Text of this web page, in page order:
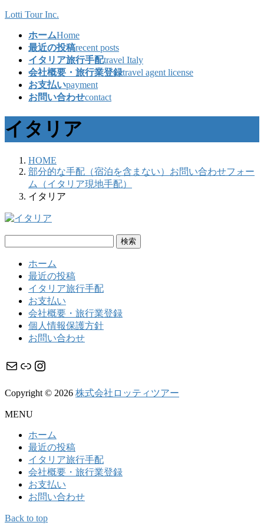
コ
プ
ナ
動
Lotti Tour Inc.
ホームHome
最近の投稿recent posts
イタリア旅行手配travel Italy
会社概要・旅行業登録travel agent license
お支払いpayment
お問い合わせcontact
イタリア
HOME
部分的な手配（宿泊を含まない）お問い合わせフォー
ム（イタリア現地手配）
イタリア
ホーム
最近の投稿
イタリア旅行手配
お支払い
会社概要・旅行業登録
個人情報保護方針
お問い合わせ
メール リンク Instagram
Copyright © 2026 株式会社ロッティツアー
MENU
ホーム
最近の投稿
イタリア旅行手配
会社概要・旅行業登録
お支払い
お問い合わせ
Back to top